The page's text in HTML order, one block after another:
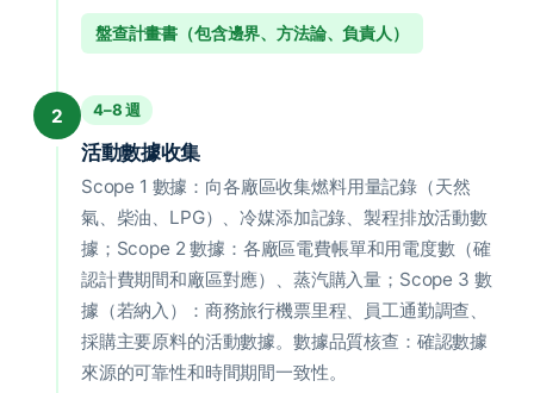
盤查計畫書（包含邊界、方法論、負責人）
2 4–8 週
活動數據收集
Scope 1 數據：向各廠區收集燃料用量記錄（天然
氣、柴油、LPG）、冷媒添加記錄、製程排放活動數
據；Scope 2 數據：各廠區電費帳單和用電度數（確
認計費期間和廠區對應）、蒸汽購入量；Scope 3 數
據（若納入）：商務旅行機票里程、員工通勤調查、
採購主要原料的活動數據。數據品質核查：確認數據
來源的可靠性和時間期間一致性。